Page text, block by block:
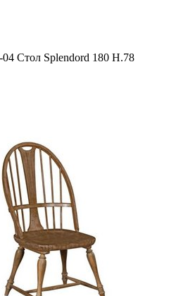
Стол Splendord 180 H.78